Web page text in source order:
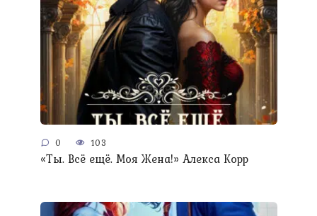
0 103
«Ты. Всё ещё. Моя Жена!» Алекса Корр